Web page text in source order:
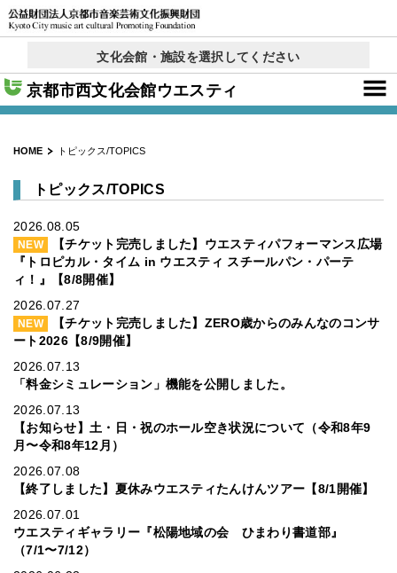
文化会館・施設を選択してください
京都コンサートホール
東部文化会館
呉竹文化センター
西文化会館ウエスティ
右京ふれあい文化会館
ロームシアター京都
京都市西文化会館ウエスティ
HOME トピックス/TOPICS
トピックス/TOPICS
2026.08.05
NEW
【チケット完売しました】ウエスティパフォーマンス広場
『トロピカル・タイム in ウエスティ スチールパン・パーテ
ィ！』【8/8開催】
2026.07.27
NEW
【チケット完売しました】ZERO歳からのみんなのコンサ
ート2026【8/9開催】
2026.07.13
「料金シミュレーション」機能を公開しました。
2026.07.13
【お知らせ】土・日・祝のホール空き状況について（令和8年9
月〜令和8年12月）
2026.07.08
【終了しました】夏休みウエスティたんけんツアー【8/1開催】
2026.07.01
ウエスティギャラリー『松陽地域の会 ひまわり書道部』
（7/1〜7/12）